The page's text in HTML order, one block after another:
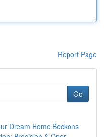
Report Page
Go
Dream Home Beckons